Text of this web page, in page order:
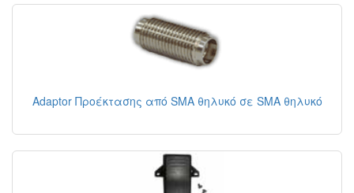
Adaptor Προέκτασης από SMA θηλυκό σε SMA θηλυκό